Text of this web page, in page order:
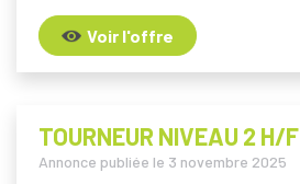
Voir l'offre
TOURNEUR NIVEAU 2 H/F
Annonce publiée le 3 novembre 2025